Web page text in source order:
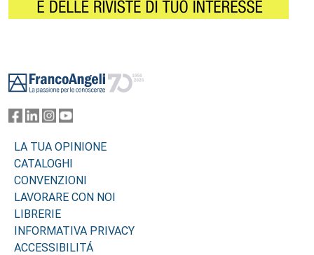
LA TUA OPINIONE
CATALOGHI
CONVENZIONI
LAVORARE CON NOI
LIBRERIE
INFORMATIVA PRIVACY
ACCESSIBILITÁ